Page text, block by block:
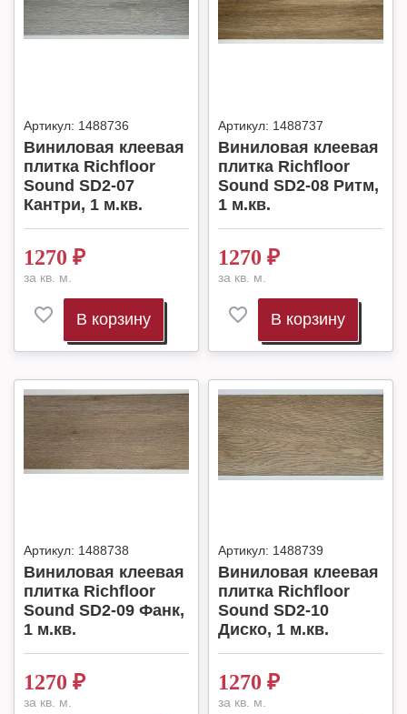
Артикул: 1488736
Виниловая клеевая
плитка Richfloor
Sound SD2-07
Кантри, 1 м.кв.
1270 ₽
за кв. м.
В корзину
Артикул: 1488737
Виниловая клеевая
плитка Richfloor
Sound SD2-08 Ритм,
1 м.кв.
1270 ₽
за кв. м.
В корзину
Артикул: 1488738
Виниловая клеевая
плитка Richfloor
Sound SD2-09 Фанк,
1 м.кв.
1270 ₽
за кв. м.
Артикул: 1488739
Виниловая клеевая
плитка Richfloor
Sound SD2-10
Диско, 1 м.кв.
1270 ₽
за кв. м.